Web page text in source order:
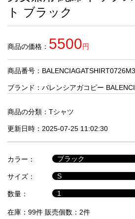
す
め
商
人
気
商
セ
ル
品
ト ブラック
商品の価格： 5500円
商品番号：BALENCIAGATSHIRT0726M3
ブランド： バレンシアガコピー
商品の分類： Tシャツ
更新日時：2025-07-25 11:02:30
カラー：
サイズ：
数量：
在庫：99件 販売個数：2件